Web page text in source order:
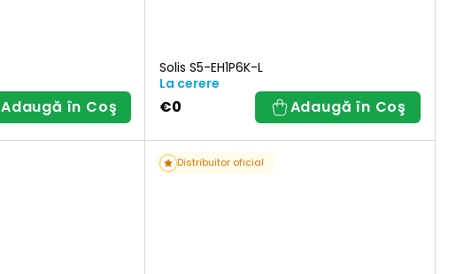
Adaugă în Coş
Solis S5-EH1P6K-L
La cerere
€0 Adaugă în Coş
Distribuitor oficial